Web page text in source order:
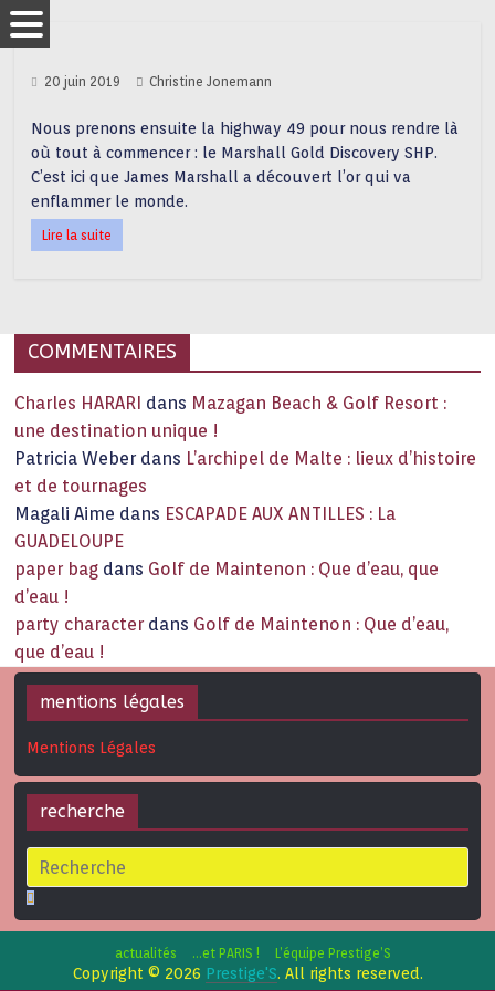
20 juin 2019 Christine Jonemann
Nous prenons ensuite la highway 49 pour nous rendre là
où tout à commencer : le Marshall Gold Discovery SHP.
C’est ici que James Marshall a découvert l’or qui va
enflammer le monde.
Lire la suite
COMMENTAIRES
Charles HARARI dans Mazagan Beach & Golf Resort :
une destination unique !
Patricia Weber dans L’archipel de Malte : lieux d’histoire
et de tournages
Magali Aime dans ESCAPADE AUX ANTILLES : La
GUADELOUPE
paper bag dans Golf de Maintenon : Que d’eau, que
d’eau !
party character dans Golf de Maintenon : Que d’eau,
que d’eau !
mentions légales
Mentions Légales
recherche
actualités …et PARIS ! L’équipe Prestige’S
Copyright © 2026 Prestige'S. All rights reserved.